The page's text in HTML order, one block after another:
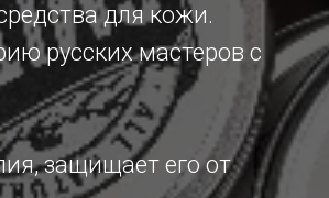
для кожи.
русских мастеров с
защищает его от